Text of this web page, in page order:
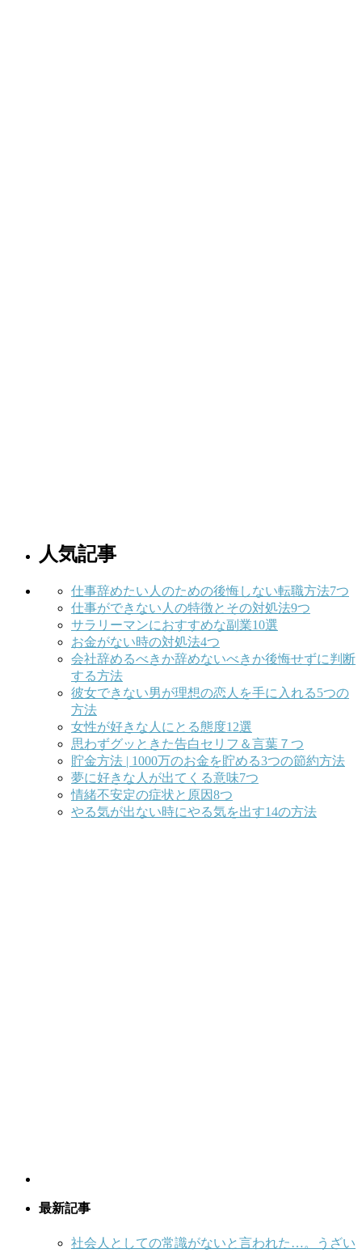
人気記事
仕事辞めたい人のための後悔しない転職方法7つ
仕事ができない人の特徴とその対処法9つ
サラリーマンにおすすめな副業10選
お金がない時の対処法4つ
会社辞めるべきか辞めないべきか後悔せずに判断
する方法
彼女できない男が理想の恋人を手に入れる5つの
方法
女性が好きな人にとる態度12選
思わずグッときた告白セリフ＆言葉７つ
貯金方法 | 1000万のお金を貯める3つの節約方法
夢に好きな人が出てくる意味7つ
情緒不安定の症状と原因8つ
やる気が出ない時にやる気を出す14の方法
最新記事
社会人としての常識がないと言われた…。うざい